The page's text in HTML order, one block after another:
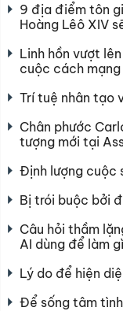
9 địa điểm tôn
Hoàng Lêô XIV
Linh hồn vượt
cuộc cách mạng
Trí tuệ nhân tạo
Chân phước
tượng mới tại
Định lượng cuộc
Bị trói buộc bởi
Câu hỏi thầm
AI dùng để làm
Lý do để hiện
Để sống tâm